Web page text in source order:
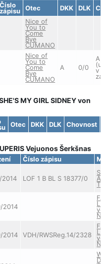
Číslo
zápisu Otec DKK DLK
Nice of
You to
Come
Bye
CUMANO
Nice of
You to
Come
Bye
CUMANO
A 0/0
Ano
v
MY GIRL SIDNEY von
Otec DKK DLK Chovnost
Vejuonos Šerkšnas
Číslo zápisu
2014 LOF 1 B BL S 18377/0
2014
2014 VDH/RWSReg.14/2328